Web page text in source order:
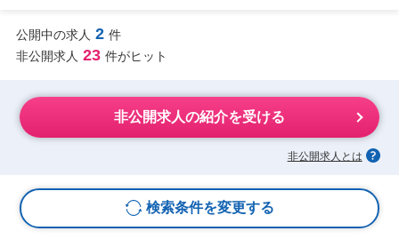
公開中の求人 2 件
非公開求人 23 件がヒット
非公開求人の紹介を受ける
非公開求人とは
検索条件を変更する